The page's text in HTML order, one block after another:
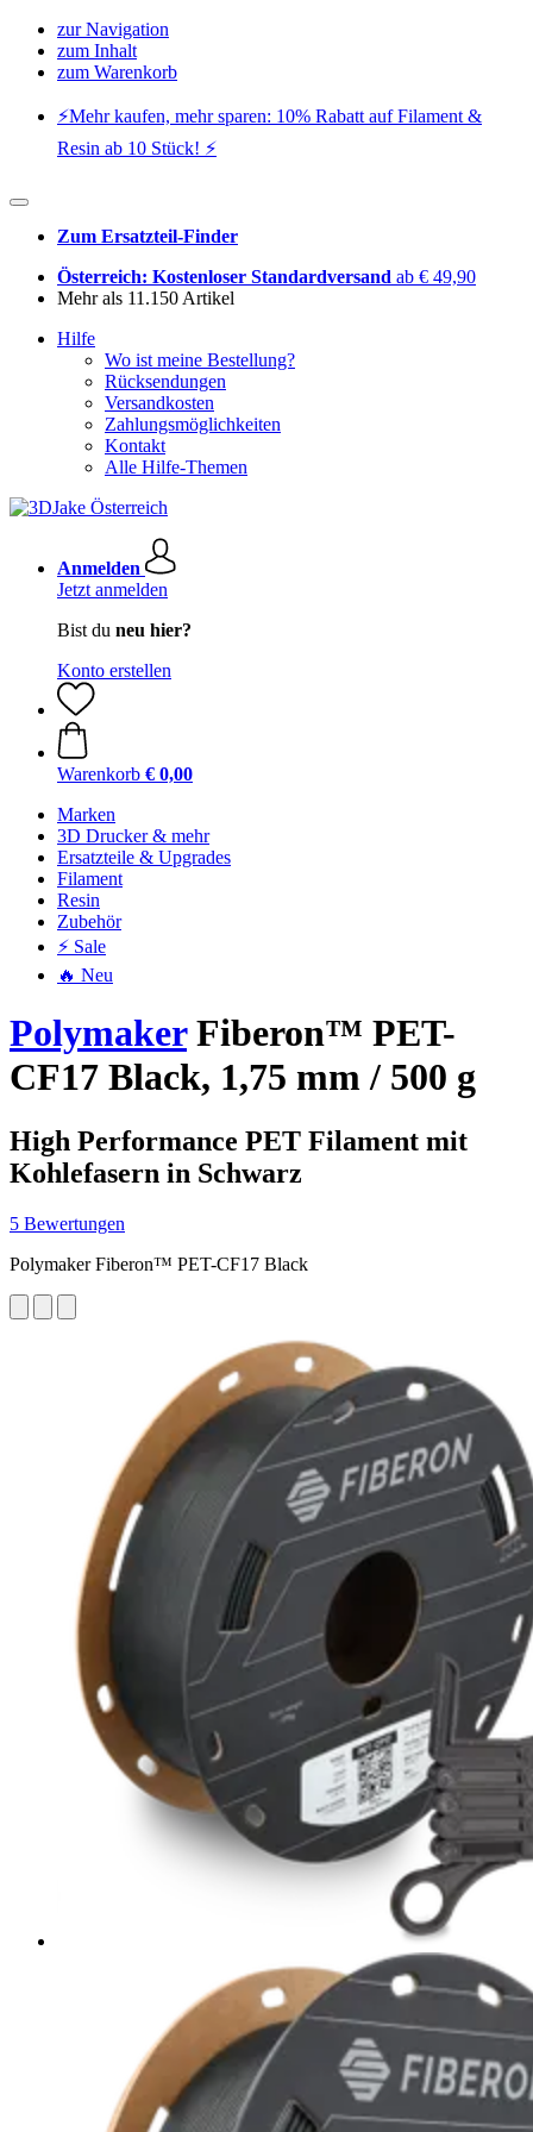
zur Navigation
zum Inhalt
zum Warenkorb
⚡️Mehr kaufen, mehr sparen: 10% Rabatt auf Filament &
Resin ab 10 Stück! ⚡️
Zum Ersatzteil-Finder
Österreich: Kostenloser Standardversand ab € 49,90
Mehr als 11.150 Artikel
Hilfe
Wo ist meine Bestellung?
Rücksendungen
Versandkosten
Zahlungsmöglichkeiten
Kontakt
Alle Hilfe-Themen
Anmelden
Jetzt anmelden
Bist du neu hier?
Konto erstellen
Warenkorb € 0,00
Marken
3D Drucker & mehr
Ersatzteile & Upgrades
Filament
Resin
Zubehör
⚡ Sale
🔥 Neu
PolymakerFiberon™ PET-
CF17 Black, 1,75 mm / 500 g
High Performance PET Filament mit
Kohlefasern in Schwarz
5 Bewertungen
Polymaker Fiberon™ PET-CF17 Black